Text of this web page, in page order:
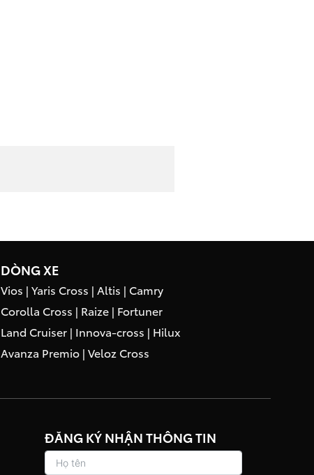
DÒNG XE
Vios |Yaris Cross |Altis | Camry
Corolla Cross | Raize | Fortuner
Land Cruiser | Innova-cross | Hilux
Avanza Premio |Veloz Cross
ĐĂNG KÝ NHẬN THÔNG TIN